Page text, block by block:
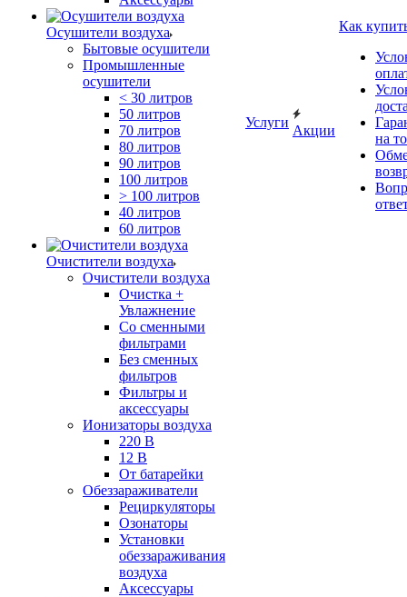
Осушители воздуха
Бытовые осушители
Промышленные
осушители
< 30 литров
50 литров
70 литров
80 литров
90 литров
100 литров
> 100 литров
40 литров
60 литров
Очистители воздуха
Очистители воздуха
Очистка +
Увлажнение
Cо сменными
фильтрами
Без сменных
фильтров
Фильтры и
аксессуары
Ионизаторы воздуха
220 В
12 В
От батарейки
Обеззараживатели
Рециркуляторы
Озонаторы
Установки
обеззараживания
воздуха
Аксессуары
Услуги
Акции
Как
на